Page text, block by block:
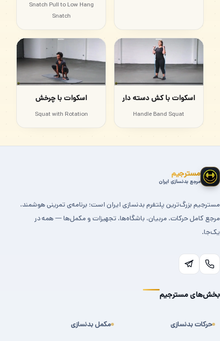
Snatch Pull to Low Hang
Snatch
اسکوات با کش دسته دار
Handle Band Squat
اسکوات با چرخش
Squat with Rotation
مسترجیم
مرجع بدنسازی ایران
مسترجیم بزرگ‌ترین پلتفرم بدنسازی ایران است؛ برنامه‌ی تمرینی هوشمند،
مرجع کامل حرکات، مربیان، باشگاه‌ها، تجهیزات و مکمل‌ها — همه در
یک‌جا.
بخش‌های مسترجیم
حرکات بدنسازی مکمل بدنسازی